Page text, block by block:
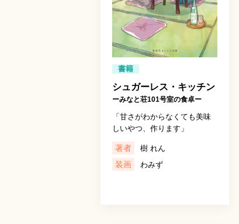
書籍
シュガーレス・キッチン
ーみなと荘101号室の食卓ー
「甘さがわからなくても美味
しいやつ、作ります」
著者 樹 れん
装画 わみず